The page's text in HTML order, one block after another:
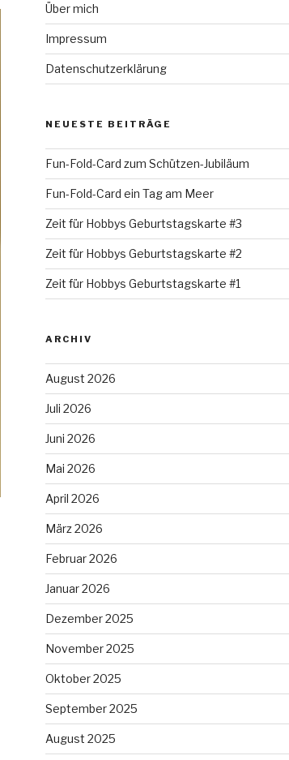
Über mich
Impressum
Datenschutzerklärung
NEUESTE BEITRÄGE
Fun-Fold-Card zum Schützen-Jubiläum
Fun-Fold-Card ein Tag am Meer
Zeit für Hobbys Geburtstagskarte #3
Zeit für Hobbys Geburtstagskarte #2
Zeit für Hobbys Geburtstagskarte #1
ARCHIV
August 2026
Juli 2026
Juni 2026
Mai 2026
April 2026
März 2026
Februar 2026
Januar 2026
Dezember 2025
November 2025
Oktober 2025
September 2025
August 2025